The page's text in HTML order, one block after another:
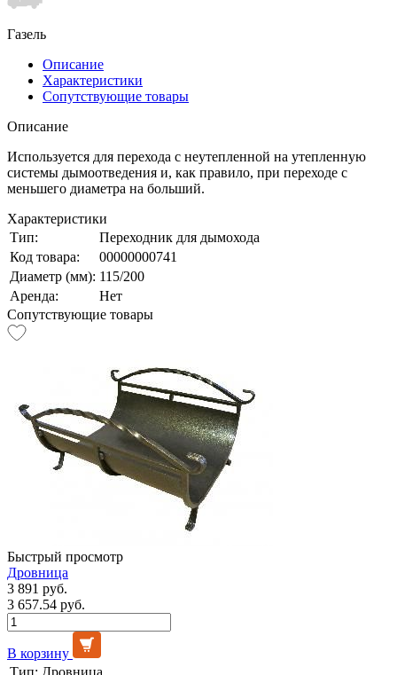
Газель
Описание
Характеристики
Сопутствующие товары
Описание
Используется для перехода с неутепленной на утепленную
системы дымоотведения и, как правило, при переходе с
меньшего диаметра на больший.
Характеристики
Тип:
Переходник для дымохода
Код товара:
00000000741
Диаметр (мм): 115/200
Аренда:
Нет
Сопутствующие товары
Быстрый просмотр
Дровница
3 891 руб.
3 657.54 руб.
В корзину
Тип: Дровница